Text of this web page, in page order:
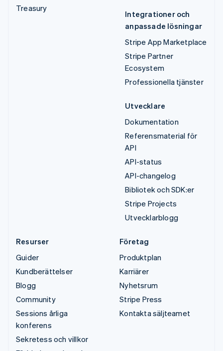
Treasury
Integrationer och
anpassade lösningar
Stripe App Marketplace
Stripe Partner
Ecosystem
Professionella tjänster
Utvecklare
Dokumentation
Referensmaterial för
API
API-status
API-changelog
Bibliotek och SDK:er
Stripe Projects
Utvecklarblogg
Resurser
Guider
Kundberättelser
Blogg
Community
Sessions årliga
konferens
Sekretess och villkor
Företag
Produktplan
Karriärer
Nyhetsrum
Stripe Press
Kontakta säljteamet